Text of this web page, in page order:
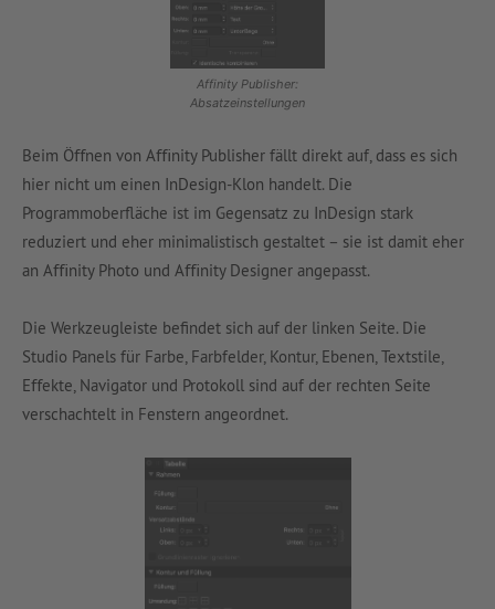
Affinity Publisher:
Absatzeinstellungen
Beim Öﬀnen von Aﬃnity Publisher fällt direkt auf, dass es sich
hier nicht um einen InDesign-Klon handelt. Die
Programmoberﬂäche ist im Gegensatz zu InDesign stark
reduziert und eher minimalistisch gestaltet – sie ist damit eher
an Aﬃnity Photo und Aﬃnity Designer angepasst.
Die Werkzeugleiste befindet sich auf der linken Seite. Die
Studio Panels für Farbe, Farbfelder, Kontur, Ebenen, Textstile,
Eﬀekte, Navigator und Protokoll sind auf der rechten Seite
verschachtelt in Fenstern angeordnet.